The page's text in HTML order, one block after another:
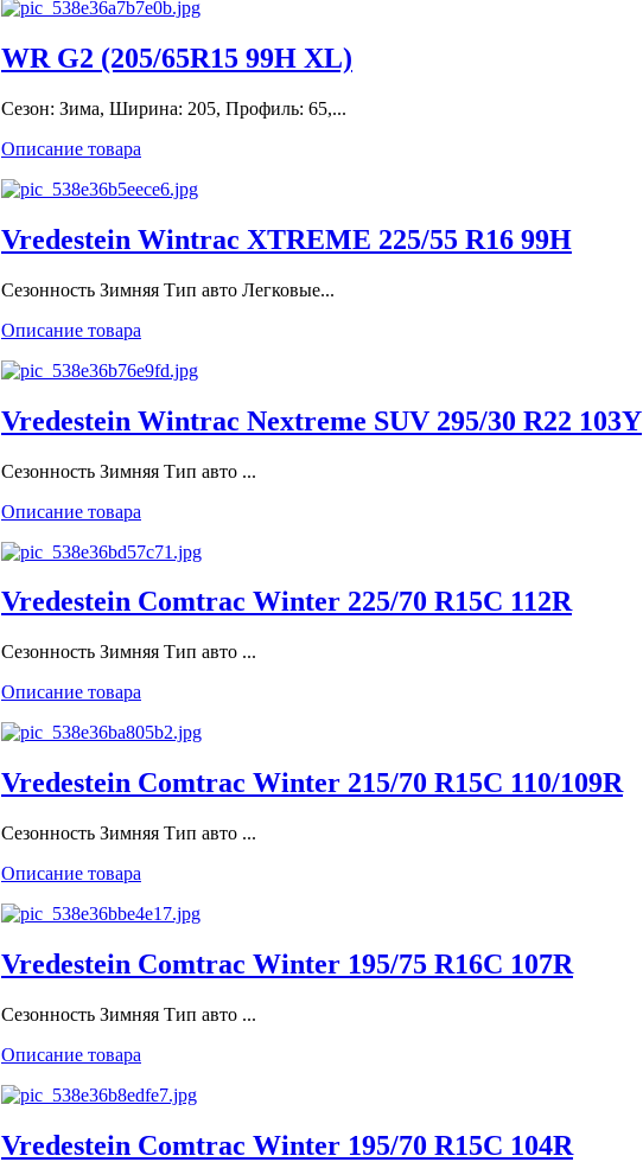
WR G2 (205/65R15 99H XL)
Сезон: Зима, Ширина: 205, Профиль: 65,...
Описание товара
Vredestein Wintrac XTREME 225/55 R16 99H
Сезонность Зимняя Тип авто Легковые...
Описание товара
Vredestein Wintrac Nextreme SUV 295/30 R22 103Y
Сезонность Зимняя Тип авто ...
Описание товара
Vredestein Comtrac Winter 225/70 R15C 112R
Сезонность Зимняя Тип авто ...
Описание товара
Vredestein Comtrac Winter 215/70 R15C 110/109R
Сезонность Зимняя Тип авто ...
Описание товара
Vredestein Comtrac Winter 195/75 R16C 107R
Сезонность Зимняя Тип авто ...
Описание товара
Vredestein Comtrac Winter 195/70 R15C 104R